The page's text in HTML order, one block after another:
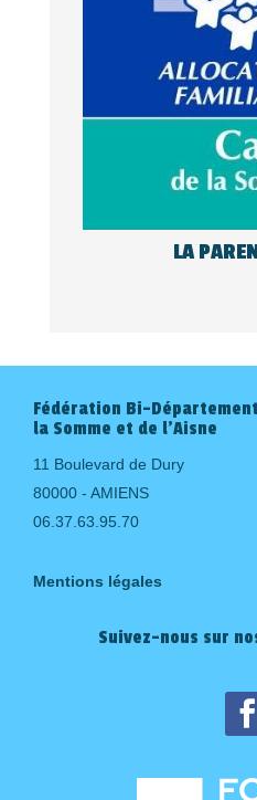
LA
Fédération Bi-
la Somme et de l'Aisne
11 Boulevard de Dury
80000 - AMIENS
06.37.63.95.70
Mentions légales
Suivez-nous sur